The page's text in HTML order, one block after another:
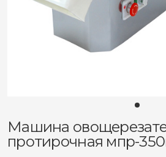
Машина
протирочная мпр-